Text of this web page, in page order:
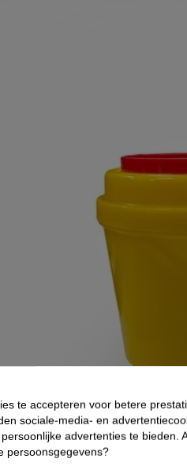
te accepteren voor betere
sociale-media- en
advertenties te bieden.
persoonsgegevens?